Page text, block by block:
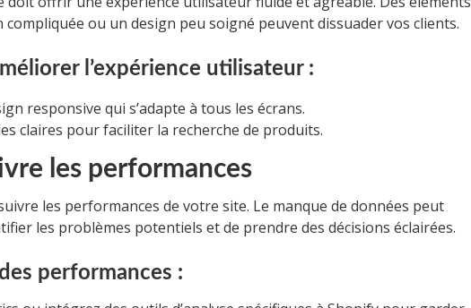
compliquée ou un design peu soigné peuvent dissuader vos clients.
l’expérience utilisateur :
responsive qui s’adapte à tous les écrans.
claires pour faciliter la recherche de produits.
les performances
les performances de votre site. Le manque de données peut
les problèmes potentiels et de prendre des décisions éclairées.
performances :